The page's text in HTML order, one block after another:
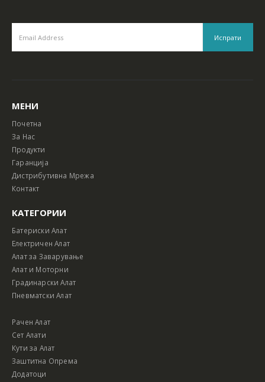
МЕНИ
Почетна
За Нас
Продукти
Гаранција
Дистрибутивна Мрежа
Контакт
КАТЕГОРИИ
Батериски Алат
Електричен Алат
Алат за Заварување
Алат и Моторни
Градинарски Алат
Пневматски Алат
Рачен Алат
Сет Алати
Кути за Алат
Заштитна Опрема
Додатоци